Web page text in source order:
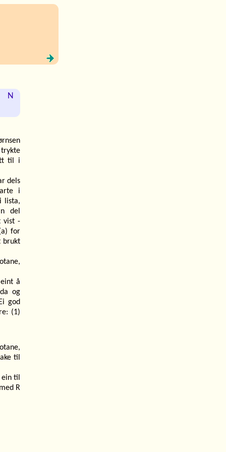
N
til i
dels
i
lista,
del
vist -
for
brukt
å
og
god
(1)
til
til
R